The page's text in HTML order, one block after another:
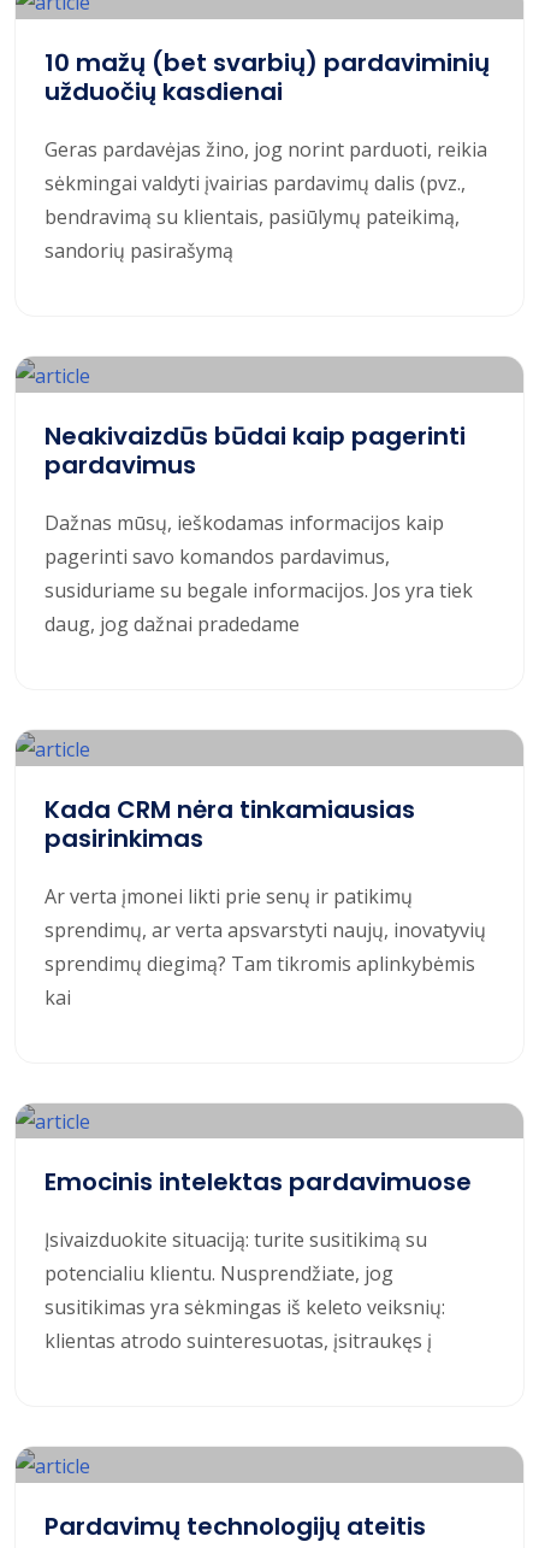
10 mažų (bet svarbių) pardaviminių
užduočių kasdienai
Geras pardavėjas žino, jog norint parduoti, reikia
sėkmingai valdyti įvairias pardavimų dalis (pvz.,
bendravimą su klientais, pasiūlymų pateikimą,
sandorių pasirašymą
Neakivaizdūs būdai kaip pagerinti
pardavimus
Dažnas mūsų, ieškodamas informacijos kaip
pagerinti savo komandos pardavimus,
susiduriame su begale informacijos. Jos yra tiek
daug, jog dažnai pradedame
Kada CRM nėra tinkamiausias
pasirinkimas
Ar verta įmonei likti prie senų ir patikimų
sprendimų, ar verta apsvarstyti naujų, inovatyvių
sprendimų diegimą? Tam tikromis aplinkybėmis
kai
Emocinis intelektas pardavimuose
Įsivaizduokite situaciją: turite susitikimą su
potencialiu klientu. Nusprendžiate, jog
susitikimas yra sėkmingas iš keleto veiksnių:
klientas atrodo suinteresuotas, įsitraukęs į
Pardavimų technologijų ateitis